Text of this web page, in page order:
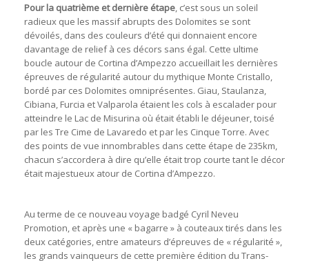
Pour la quatrième et dernière étape, c’est sous un soleil
radieux que les massif abrupts des Dolomites se sont
dévoilés, dans des couleurs d’été qui donnaient encore
davantage de relief à ces décors sans égal. Cette ultime
boucle autour de Cortina d’Ampezzo accueillait les dernières
épreuves de régularité autour du mythique Monte Cristallo,
bordé par ces Dolomites omniprésentes. Giau, Staulanza,
Cibiana, Furcia et Valparola étaient les cols à escalader pour
atteindre le Lac de Misurina où était établi le déjeuner, toisé
par les Tre Cime de Lavaredo et par les Cinque Torre. Avec
des points de vue innombrables dans cette étape de 235km,
chacun s’accordera à dire qu’elle était trop courte tant le décor
était majestueux atour de Cortina d’Ampezzo.
Au terme de ce nouveau voyage badgé Cyril Neveu
Promotion, et après une « bagarre » à couteaux tirés dans les
deux catégories, entre amateurs d’épreuves de « régularité »,
les grands vainqueurs de cette première édition du Trans-